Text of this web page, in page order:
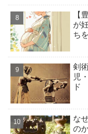
【
が
ち
剣
児
ド
な
の